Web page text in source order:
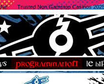
Trusted Non Gamstop Casinos